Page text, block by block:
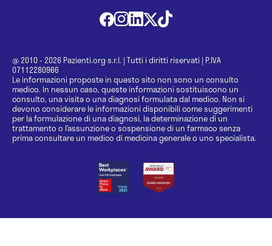
@ 2010 - 2026 Pazienti.org s.r.l. | Tutti i diritti riservati | P.IVA
07112280966
Le informazioni proposte in questo sito non sono un consulto
medico. In nessun caso, queste informazioni sostituiscono un
consulto, una visita o una diagnosi formulata dal medico. Non si
devono considerare le informazioni disponibili come suggerimenti
per la formulazione di una diagnosi, la determinazione di un
trattamento o l’assunzione o sospensione di un farmaco senza
prima consultare un medico di medicina generale o uno specialista.